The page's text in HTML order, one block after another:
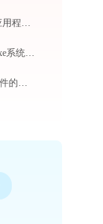
APMBuilder自动运行程序autorun.exe应用程序错误0xc000000e解决方法
同花顺(v8.80.92 Build 2020.09.08) elf.exe系统错误node.dll丢失如何解决
系统提示缺失libansysfluidsproject.dll文件的解决方法